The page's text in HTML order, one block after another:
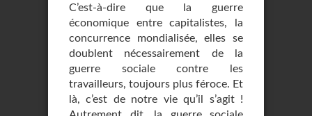
C’est-à-dire que la guerre
économique entre capitalistes, la
concurrence mondialisée, elles se
doublent nécessairement de la
guerre sociale contre les
travailleurs, toujours plus féroce. Et
là, c’est de notre vie qu’il s’agit !